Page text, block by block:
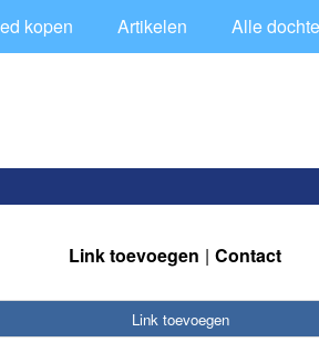
kopen Artikelen Alle
Link toevoegen Contact
Link toevoegen